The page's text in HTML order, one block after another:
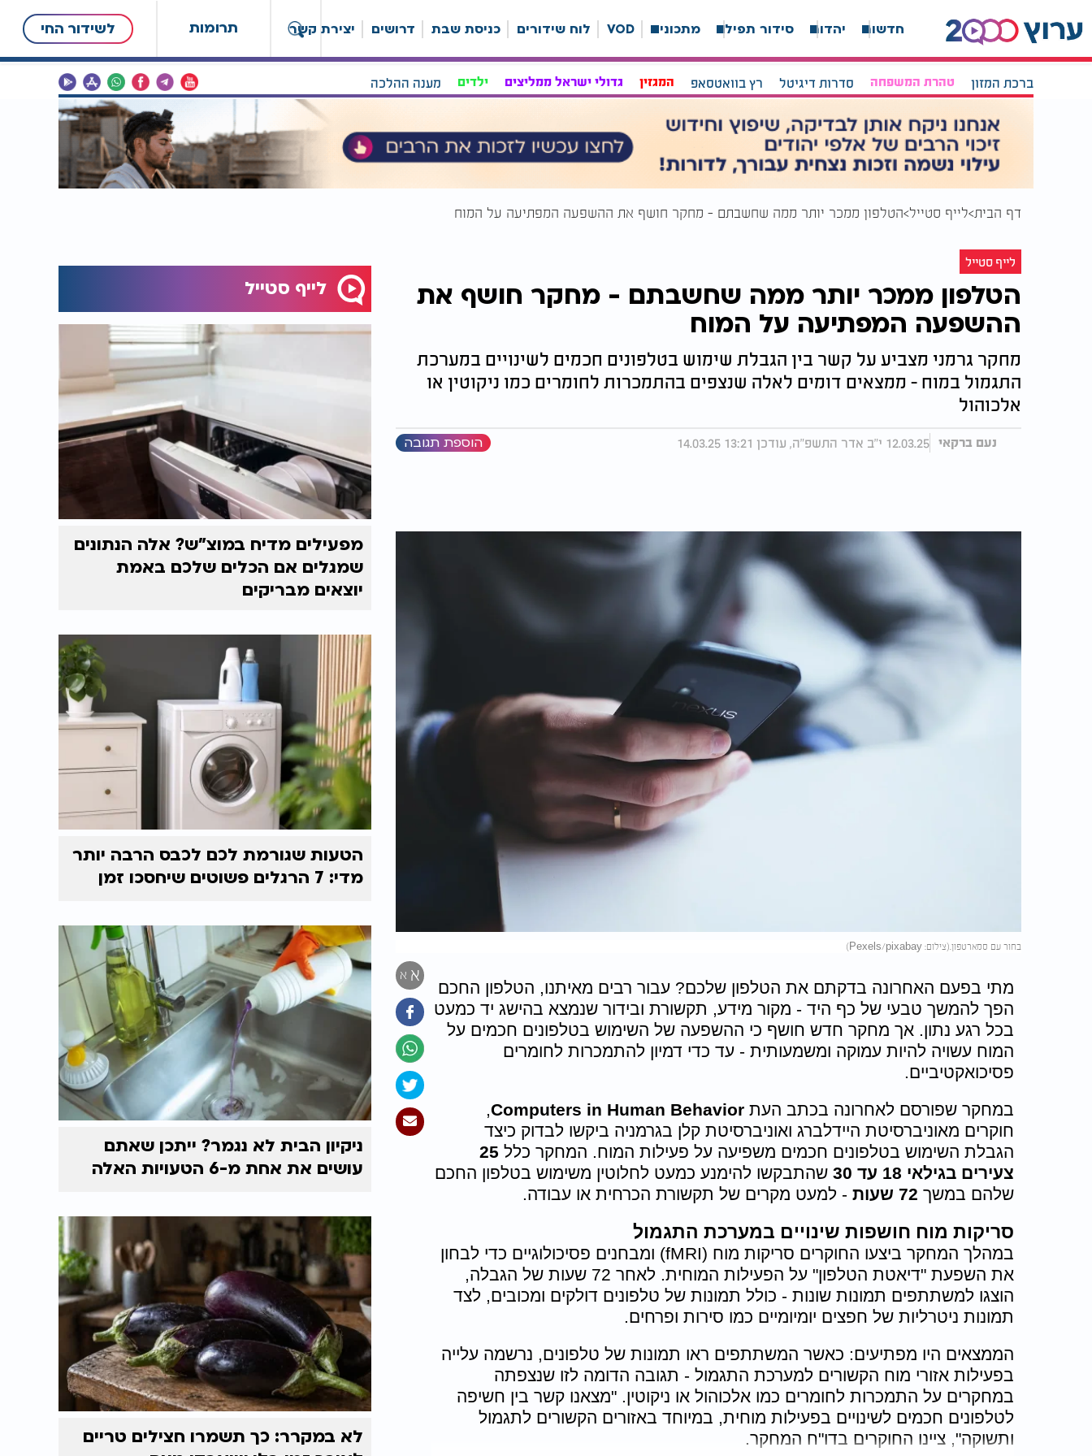
תרומות לשידור החי חדשות יהדות סידור תפילה מתכונים VOD לוח שידורים כניסת שבת דרושים יצירת קשר
ברכת המזון טהרת המשפחה סדרות דיגיטל רץ בוואטסאפ המגזין גדולי ישראל ממליצים ילדים מענה ההלכה
דף הבית לייף סטייל הטלפון ממכר יותר ממה שחשבתם - מחקר חושף את ההשפעה המפתיעה על המוח
לייף סטייל
הטלפון ממכר יותר ממה שחשבתם - מחקר חושף את
ההשפעה המפתיעה על המוח
מחקר גרמני מצביע על קשר בין הגבלת שימוש בטלפונים חכמים לשינויים במערכת
התגמול במוח - ממצאים דומים לאלה שנצפים בהתמכרות לחומרים כמו ניקוטין או
אלכוהול
נעם ברקאי 12.03.25 י"ב אדר התשפ"ה, עודכן 13:21 14.03.25 הוספת תגובה
בחור עם סמארטפון.(צילום: Pexels/pixabay)
א א
מתי בפעם האחרונה בדקתם את הטלפון שלכם? עבור רבים מאיתנו, הטלפון החכם
הפך להמשך טבעי של כף היד - מקור מידע, תקשורת ובידור שנמצא בהישג יד כמעט
בכל רגע נתון. אך מחקר חדש חושף כי ההשפעה של השימוש בטלפונים חכמים על
המוח עשויה להיות עמוקה ומשמעותית - עד כדי דמיון להתמכרות לחומרים
פסיכואקטיביים.
במחקר שפורסם לאחרונה בכתב העתComputers in Human Behavior
,
חוקרים מאוניברסיטת היידלברג ואוניברסיטת קלן בגרמניה ביקשו לבדוק כיצד
הגבלת השימוש בטלפונים חכמים משפיעה על פעילות המוח. המחקר כלל 25
צעירים בגילאי 18 עד 30
שהתבקשו להימנע כמעט לחלוטין משימוש בטלפון החכם
שלהם במשך 72 שעות - למעט מקרים של תקשורת הכרחית או עבודה.
סריקות מוח חושפות שינויים במערכת התגמול
במהלך המחקר ביצעו החוקרים סריקות מוח (fMRI) ומבחנים פסיכולוגיים כדי לבחון
את השפעת "דיאטת הטלפון" על הפעילות המוחית. לאחר 72 שעות של הגבלה,
הוצגו למשתתפים תמונות שונות - כולל תמונות של טלפונים דולקים ומכובים, לצד
תמונות ניטרליות של חפצים יומיומיים כמו סירות ופרחים.
הממצאים היו מפתיעים: כאשר המשתתפים ראו תמונות של טלפונים, נרשמה עלייה
בפעילות אזורי מוח הקשורים למערכת התגמול - תגובה הדומה לזו שנצפתה
במחקרים על התמכרות לחומרים כמו אלכוהול או ניקוטין. "מצאנו קשר בין חשיפה
לטלפונים חכמים לשינויים בפעילות מוחית, במיוחד באזורים הקשורים לתגמול
ותשוקה", ציינו החוקרים בדו"ח המחקר.
לייף סטייל
מפעילים מדיח במוצ"ש? אלה הנתונים
שמגלים אם הכלים שלכם באמת
יוצאים מבריקים
הטעות שגורמת לכם לכבס הרבה יותר
מדי: 7 הרגלים פשוטים שיחסכו זמן
ניקיון הבית לא נגמר? ייתכן שאתם
עושים את אחת מ-6 הטעויות האלה
לא במקרר: כך תשמרו חצילים טריים